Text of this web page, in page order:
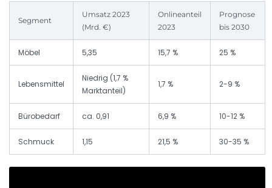
Segment
Umsatz 2023
(Mrd. €)
Onlineanteil
2023
Prognose
bis 2030
Möbel 5,35 15,7 % 25 %
Lebensmittel
Niedrig (1,7 %
Marktanteil)
1,7 % 2-9 %
Bürobedarf ca. 0,91 6,9 % 10-12 %
Schmuck 1,15 21,5 % 30-35 %